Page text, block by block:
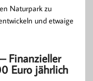
Naturpark zu
und etwaige
Finanzieller
Euro jährlich